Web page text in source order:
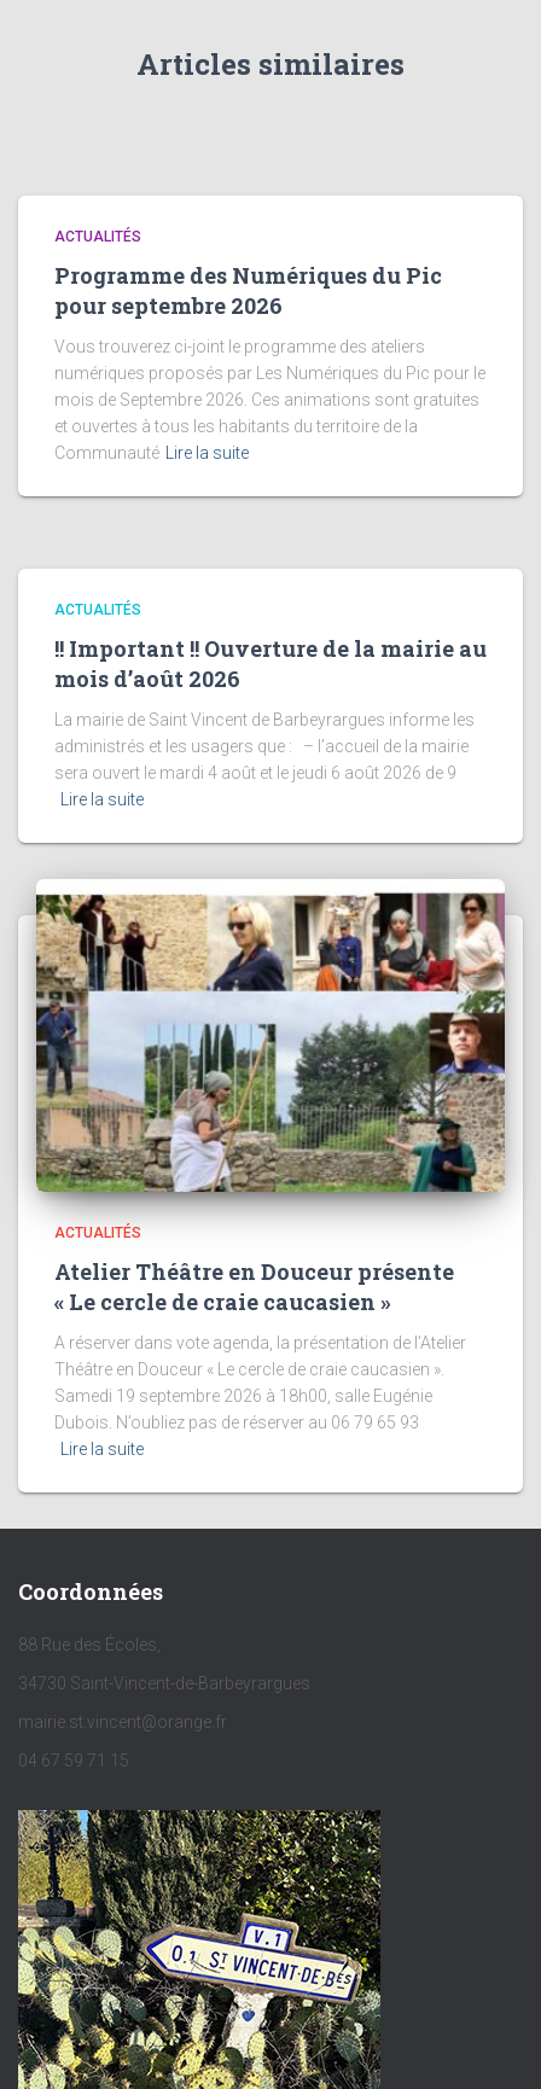
Articles similaires
ACTUALITÉS
Programme des Numériques du Pic
pour septembre 2026
Vous trouverez ci-joint le programme des ateliers
numériques proposés par Les Numériques du Pic pour le
mois de Septembre 2026. Ces animations sont gratuites
et ouvertes à tous les habitants du territoire de la
Communauté Lire la suite
ACTUALITÉS
!! Important !! Ouverture de la mairie au
mois d’août 2026
La mairie de Saint Vincent de Barbeyrargues informe les
administrés et les usagers que : – l’accueil de la mairie
sera ouvert le mardi 4 août et le jeudi 6 août 2026 de 9
Lire la suite
ACTUALITÉS
Atelier Théâtre en Douceur présente
« Le cercle de craie caucasien »
A réserver dans vote agenda, la présentation de l’Atelier
Théâtre en Douceur « Le cercle de craie caucasien ».
Samedi 19 septembre 2026 à 18h00, salle Eugénie
Dubois. N’oubliez pas de réserver au 06 79 65 93
Lire la suite
Coordonnées
88 Rue des Écoles,
34730 Saint-Vincent-de-Barbeyrargues
mairie.st.vincent@orange.fr
04 67 59 71 15